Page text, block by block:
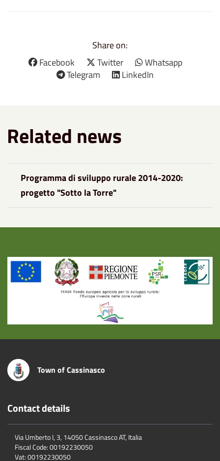
Share on:
Facebook
Twitter
Whatsapp
Telegram
LinkedIn
Related news
Programma di sviluppo rurale 2014-2020:
progetto "Sotto la Torre"
Title
Town of Cassinasco
Contact details
Via Umberto I, 3, 14050 Cassinasco AT, Italia
Fiscal Code:00192230050
Vat:00192230050